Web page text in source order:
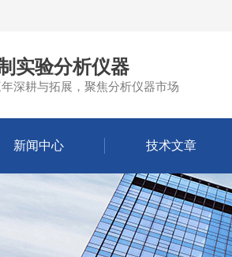
实验分析仪器
深耕与拓展，聚焦分析仪器市场
新闻中心 技术文章